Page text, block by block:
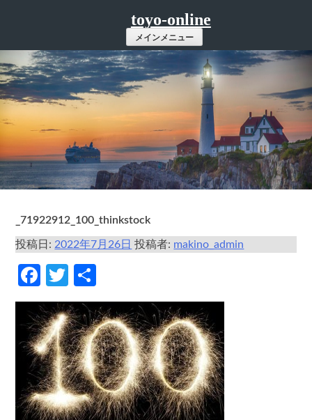
ツ
へ
ス
キ
ッ
プ
toyo-online
メインメニュー
_71922912_100_thinkstock
投稿日: 2022年7月26日 投稿者: makino_admin
Facebook
Twitter
有